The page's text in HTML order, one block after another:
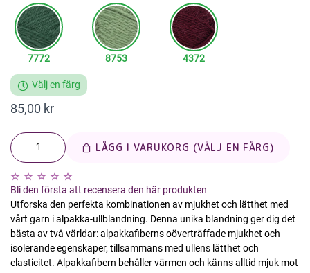
7772 8753 4372
Välj en färg
85,00 kr
LÄGG I VARUKORG (VÄLJ EN FÄRG)
Bli den första att recensera den här produkten
Utforska den perfekta kombinationen av mjukhet och lätthet med
vårt garn i alpakka-ullblandning. Denna unika blandning ger dig det
bästa av två världar: alpakkafiberns oöverträffade mjukhet och
isolerande egenskaper, tillsammans med ullens lätthet och
elasticitet. Alpakkafibern behåller värmen och känns alltid mjuk mot